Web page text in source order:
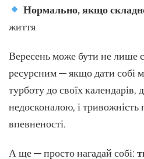
Нормально, якщо
життя
Вересень може бути не лише
ресурсним — якщо дати собі
турботу до своїх календарів,
недосконалою, і тривожність
впевненості.
А ще — просто нагадай собі: